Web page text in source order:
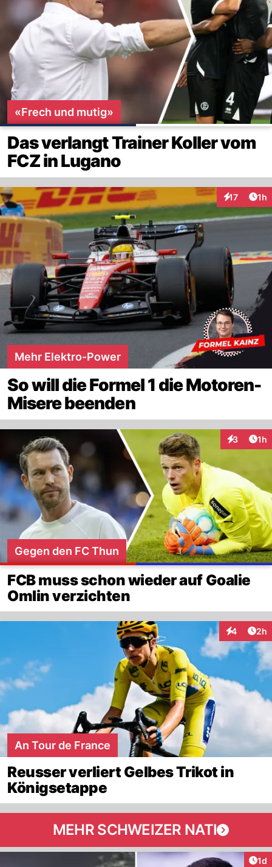
«Frech und mutig»
Das verlangt Trainer Koller vom
FCZ in Lugano
17 1h
Mehr Elektro-Power
So will die Formel 1 die Motoren-
Misere beenden
3 1h
Gegen den FC Thun
FCB muss schon wieder auf Goalie
Omlin verzichten
4 2h
An Tour de France
Reusser verliert Gelbes Trikot in
Königsetappe
MEHR SCHWEIZER NATI
1d